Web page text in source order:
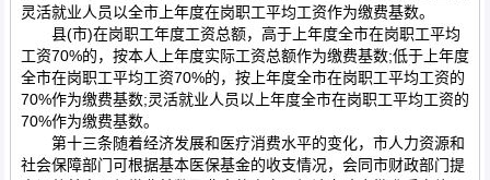
灵活就业人员以全市上年度在岗职工平均工资作为缴费基数。
县(市)在岗职工年度工资总额，高于上年度全市在岗职工平均
工资70%的，按本人上年度实际工资总额作为缴费基数;低于上年度
全市在岗职工平均工资70%的，按上年度全市在岗职工平均工资的
70%作为缴费基数;灵活就业人员以上年度全市在岗职工平均工资的
70%作为缴费基数。
第十三条随着经济发展和医疗消费水平的变化，市人力资源和
社会保障部门可根据基本医保基金的收支情况，会同市财政部门提